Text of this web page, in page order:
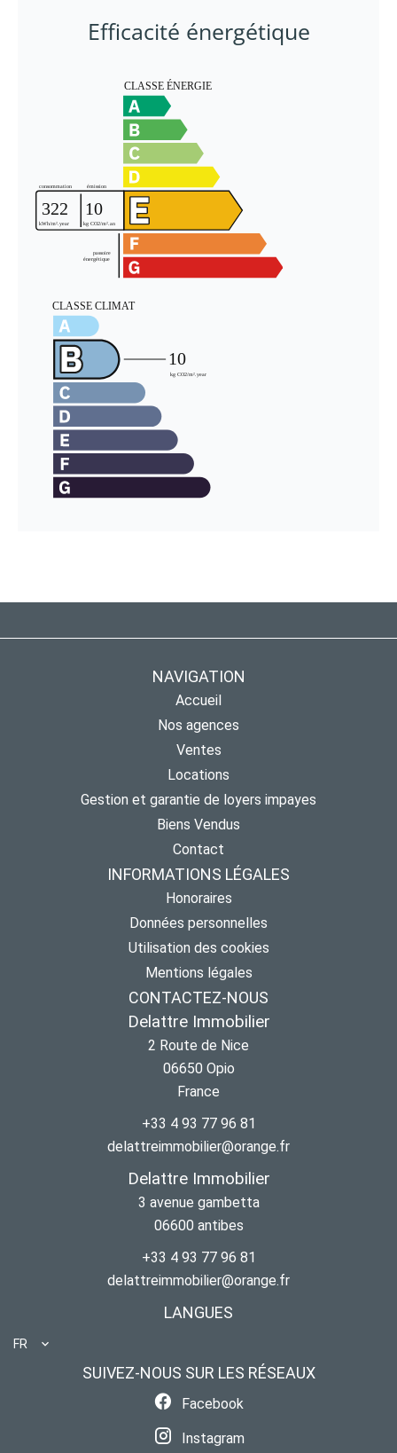
Efficacité énergétique
NAVIGATION
Accueil
Nos agences
Ventes
Locations
Gestion et garantie de loyers impayes
Biens Vendus
Contact
INFORMATIONS LÉGALES
Honoraires
Données personnelles
Utilisation des cookies
Mentions légales
CONTACTEZ-NOUS
Delattre Immobilier
2 Route de Nice
06650 Opio
France
+33 4 93 77 96 81
delattreimmobilier@orange.fr
Delattre Immobilier
3 avenue gambetta
06600 antibes
+33 4 93 77 96 81
delattreimmobilier@orange.fr
LANGUES
FR
SUIVEZ-NOUS SUR LES RÉSEAUX
Facebook
Instagram